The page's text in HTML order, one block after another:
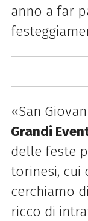
anno a far
«San
Grandi
delle feste
torinesi, cui
cerchiamo
ricco di